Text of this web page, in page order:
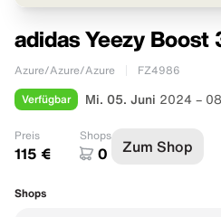
adidas Yeezy Boost
Azure/Azure/Azure FZ4986
Verfügbar Mi. 05. Juni 2024 –
Preis
115 €
Shops
0 Zum Shop
Shops